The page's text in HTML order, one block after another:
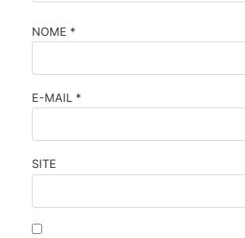
NOME *
E-MAIL *
SITE